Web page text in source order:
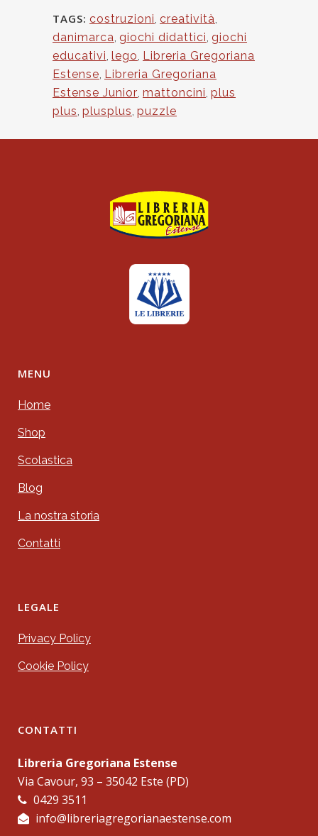
TAGS: costruzioni creatività
danimarca giochi didattici giochi
educativi lego Libreria Gregoriana
Estense Libreria Gregoriana
Estense Junior mattoncini plus
plus plusplus puzzle
MENU
Home
Shop
Scolastica
Blog
La nostra storia
Contatti
LEGALE
Privacy Policy
Cookie Policy
CONTATTI
Libreria Gregoriana Estense
Via Cavour, 93 – 35042 Este (PD)
0429 3511
info@libreriagregorianaestense.com